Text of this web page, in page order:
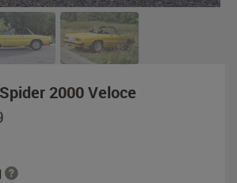
2000 Veloce